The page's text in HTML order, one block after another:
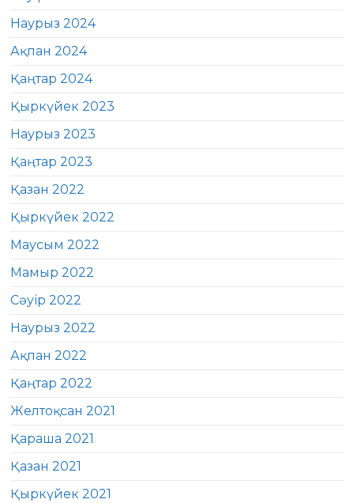
Наурыз 2024
Ақпан 2024
Қаңтар 2024
Қыркүйек 2023
Наурыз 2023
Қаңтар 2023
Қазан 2022
Қыркүйек 2022
Маусым 2022
Мамыр 2022
Сәуір 2022
Наурыз 2022
Ақпан 2022
Қаңтар 2022
Желтоқсан 2021
Қараша 2021
Қазан 2021
Қыркүйек 2021